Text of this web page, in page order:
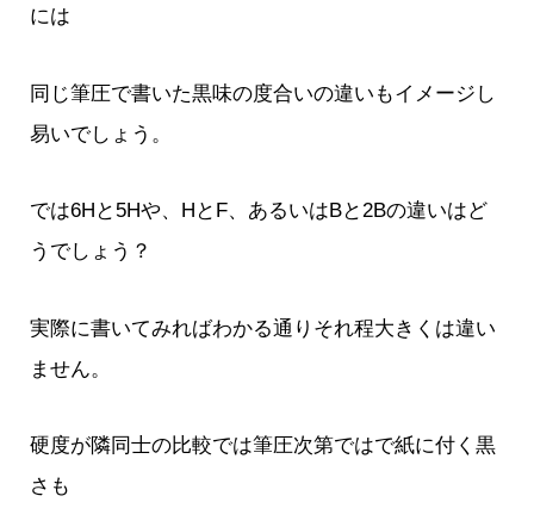
には
同じ筆圧で書いた黒味の度合いの違いもイメージし
易いでしょう。
では6Hと5Hや、HとF、あるいはBと2Bの違いはど
うでしょう？
実際に書いてみればわかる通りそれ程大きくは違い
ません。
硬度が隣同士の比較では筆圧次第ではで紙に付く黒
さも